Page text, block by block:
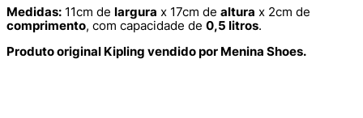
Medidas: 11cm de largura x 17cm de altura x 2cm de
comprimento, com capacidade de 0,5 litros.
Produto original Kipling vendido por Menina Shoes.